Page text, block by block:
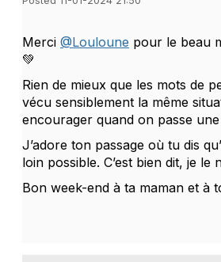
Merci @Louloune pour le beau
💚
Rien de mieux que les mots de
vécu sensiblement la même
encourager quand on passe
J’adore ton passage où tu dis
loin possible. C’est bien dit, je le
Bon week-end à ta maman et à